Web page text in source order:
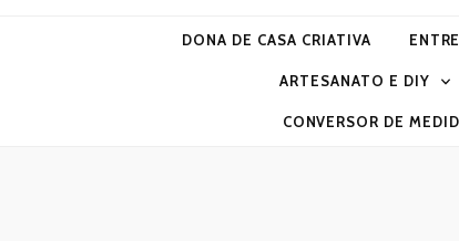
DONA DE CASA CRIATIVA
ARTESANATO E DIY
CONVERSOR DE